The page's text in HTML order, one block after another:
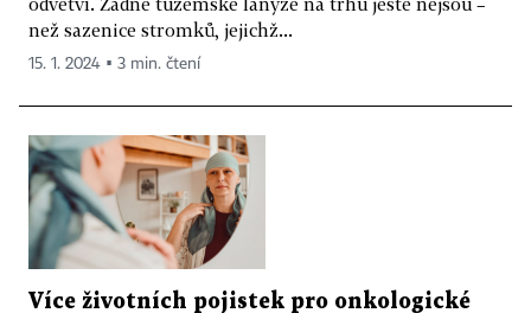
než sazenice stromků, jejichž...
15. 1. 2024 ▪ 3 min. čtení
Více životních pojistek pro onkologické